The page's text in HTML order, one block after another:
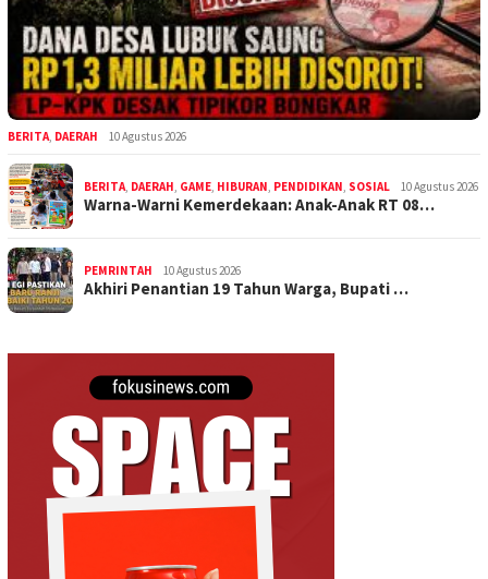
BERITA DAERAH 10 Agustus 2026
BERITA DAERAH GAME HIBURAN PENDIDIKAN SOSIAL 10 Agustus 2026
Warna-Warni Kemerdekaan: Anak-Anak RT 08…
PEMRINTAH 10 Agustus 2026
Akhiri Penantian 19 Tahun Warga, Bupati …